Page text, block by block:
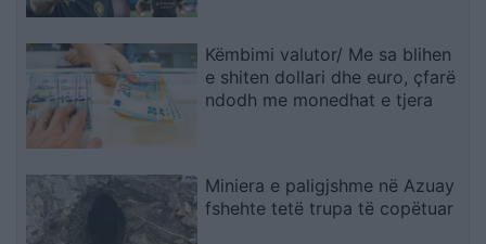
Këmbimi valutor/ Me sa blihen
e shiten dollari dhe euro, çfarë
ndodh me monedhat e tjera
Miniera e paligjshme në Azuay
fshehte tetë trupa të copëtuar